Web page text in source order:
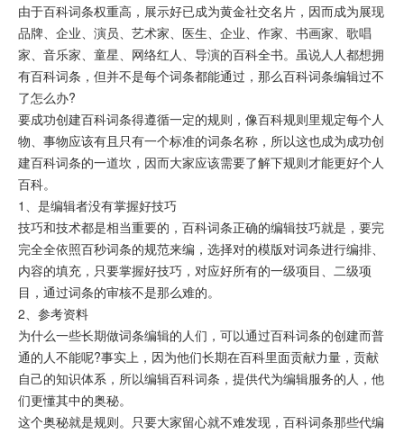
由于百科词条权重高，展示好已成为黄金社交名片，因而成为展现
品牌、企业、演员、艺术家、医生、企业、作家、书画家、歌唱
家、音乐家、童星、网络红人、导演的百科全书。虽说人人都想拥
有百科词条，但并不是每个词条都能通过，那么百科词条编辑过不
了怎么办?
要成功创建百科词条得遵循一定的规则，像百科规则里规定每个人
物、事物应该有且只有一个标准的词条名称，所以这也成为成功创
建百科词条的一道坎，因而大家应该需要了解下规则才能更好个人
百科。
1、是编辑者没有掌握好技巧
技巧和技术都是相当重要的，百科词条正确的编辑技巧就是，要完
完全全依照百秒词条的规范来编，选择对的模版对词条进行编排、
内容的填充，只要掌握好技巧，对应好所有的一级项目、二级项
目，通过词条的审核不是那么难的。
2、参考资料
为什么一些长期做词条编辑的人们，可以通过百科词条的创建而普
通的人不能呢?事实上，因为他们长期在百科里面贡献力量，贡献
自己的知识体系，所以编辑百科词条，提供代为编辑服务的人，他
们更懂其中的奥秘。
这个奥秘就是规则。只要大家留心就不难发现，百科词条那些代编